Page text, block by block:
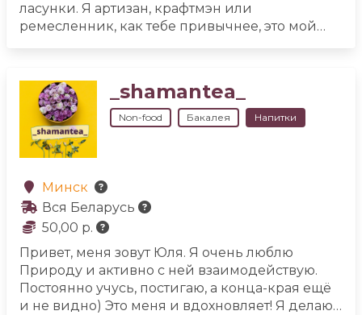
ласунки. Я артизан, крафтмэн или
ремесленник, как тебе привычнее, это мой
небольших семейных фермах.
вручную и по традиционным рецептурам в
небольших объемах с минимальным
содержанием сахара и без коммерческого
пектина. Есть мармелад, и вовсе, без сахара
и эль без сульфитов и коммерческих
дрожжей, для людей очень чувствительных к
этим ингредиентам. Каждый этап процесса
это полная стерилизация инвентаря и
стеклянной тары.
_shamantea_
Non-food Бакалея Напитки
Минск
Вся Беларусь
50,00 р.
Привет, меня зовут Юля. Я очень люблю
Природу и активно с ней взаимодействую.
Постоянно учусь, постигаю, а конца-края ещё
и не видно) Это меня и вдохновляет! Я делаю